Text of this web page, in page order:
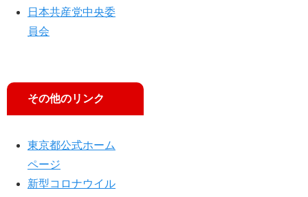
日本共産党中央委
員会
その他のリンク
東京都公式ホーム
ページ
新型コロナウイル